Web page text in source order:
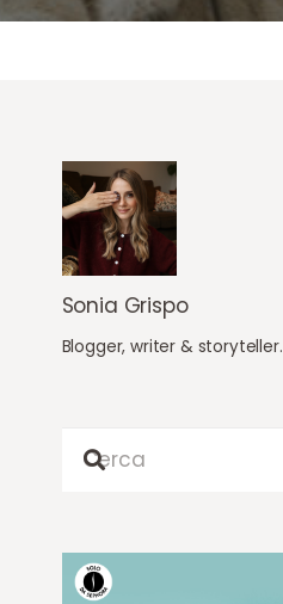
Sonia Grispo
Blogger, writer & storyteller.